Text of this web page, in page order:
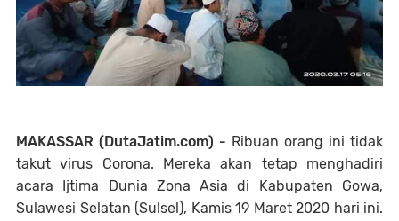
MAKASSAR (DutaJatim.com) - Ribuan orang ini tidak
takut virus Corona. Mereka akan tetap menghadiri
acara Ijtima Dunia Zona Asia di Kabupaten Gowa,
Sulawesi Selatan (Sulsel), Kamis 19 Maret 2020 hari ini.